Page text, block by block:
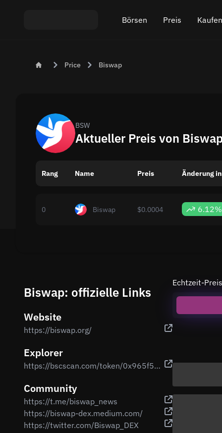
Börsen
Austausch ETH An USDT
Beliebte Börsen
Preis
Price Biswap
BSW
Aktueller Preis von
Rang Name Preis Änderung
0 Biswap $0.0004 6.12%
Biswap: offizielle Links
Website
https://biswap.org/
Explorer
https://bscscan.com/token/0x965f527d9159dce6288a2219db51fc6eef120dd1
Community
https://t.me/biswap_news
https://biswap-dex.medium.com/
https://twitter.com/Biswap_DEX
Echtzeit-